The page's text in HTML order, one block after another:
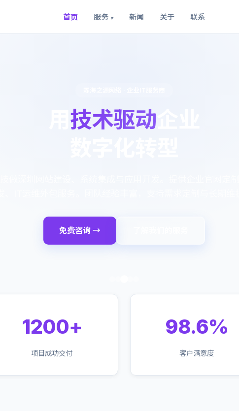
首页 服务 ▾ 新闻 关于 联系
技术驱动
免费咨询 →
1200+
项目成功交付
98.6%
客户满意度